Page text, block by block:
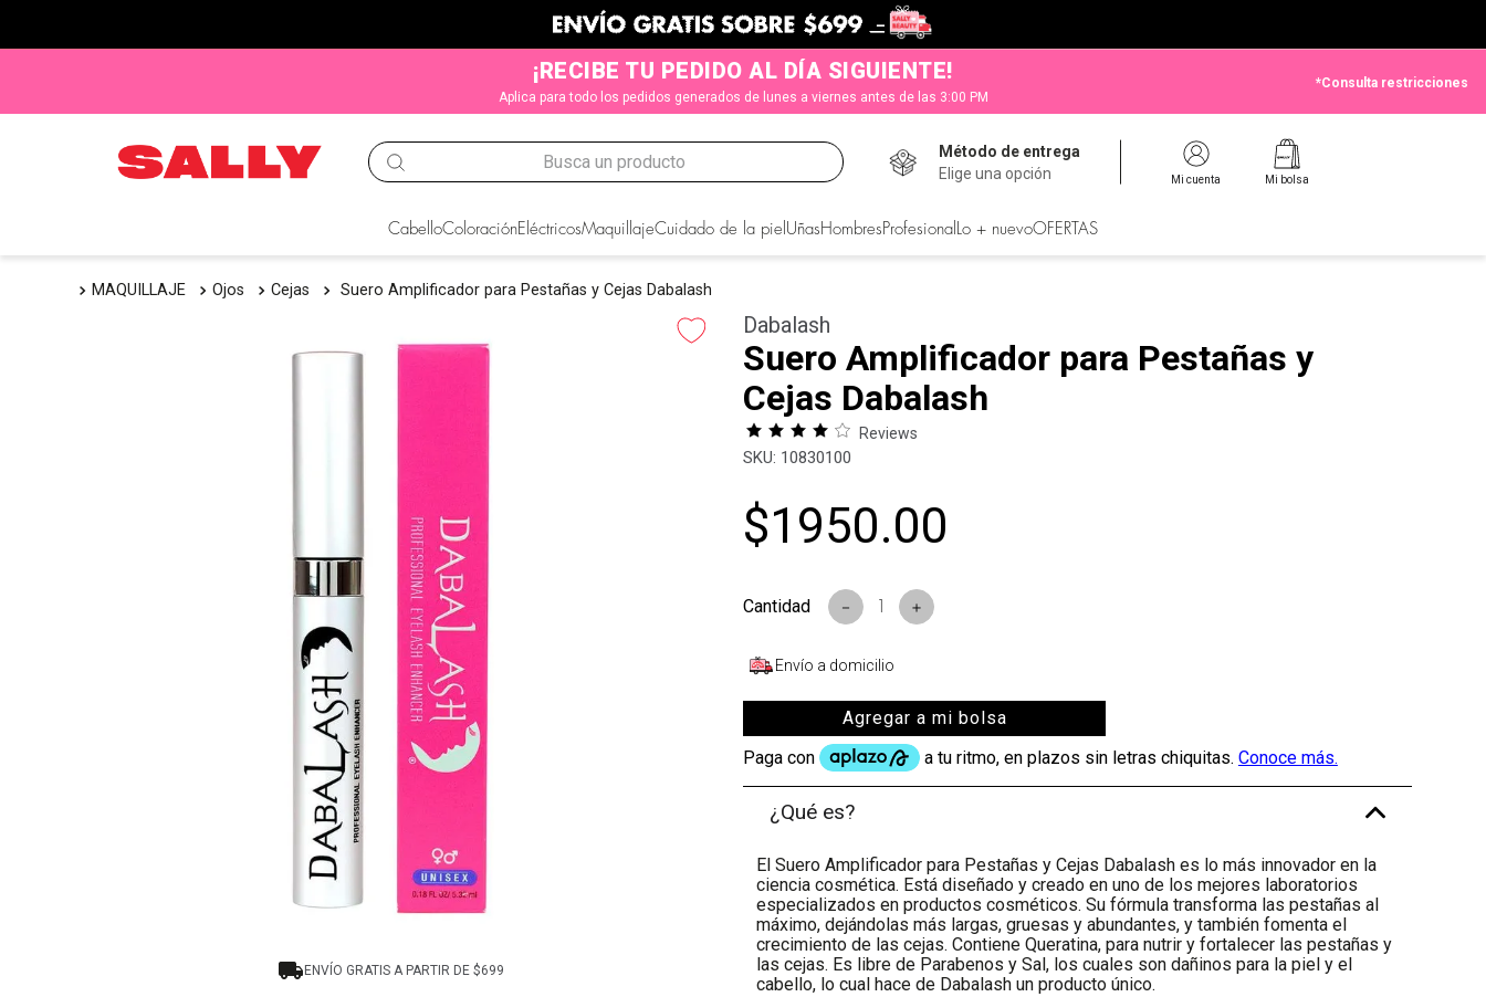
¡RECIBE TU PEDIDO AL DÍA SIGUIENTE!
Aplica para todo los pedidos generados de lunes a viernes antes de las 3:00 PM
*Consulta restricciones
Busca un producto
Método de entrega
Elige una opción
Mi cuenta Mi bolsa
CabelloColoraciónEléctricosMaquillajeCuidado de la piel Uñas Hombres Profesional Lo + nuevoOFERTAS
MAQUILLAJE Ojos Cejas Suero Amplificador para Pestañas y Cejas Dabalash
ENVÍO GRATIS A PARTIR DE $699
Dabalash
Suero Amplificador para Pestañas y
Cejas Dabalash
Reviews
: 10830100
$1950.00
＋
－
Envío a domicilio
Agregar a mi bolsa
¿Qué es? -
El Suero Amplificador para Pestañas y Cejas Dabalash es lo más innovador en la
ciencia cosmética. Está diseñado y creado en uno de los mejores laboratorios
especializados en productos cosméticos. Su fórmula transforma las pestañas al
máximo, dejándolas más largas, gruesas y abundantes, y también fomenta el
crecimiento de las cejas. Contiene Queratina, para nutrir y fortalecer las pestañas y
las cejas. Es libre de Parabenos y Sal, los cuales son dañinos para la piel y el
cabello, lo cual hace de Dabalash un producto único.
TÉRMINOS MÁS BUSCADOS
. igora
tocobo
9.
10. centella